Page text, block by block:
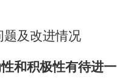
及改进情况
和积极性有待进一